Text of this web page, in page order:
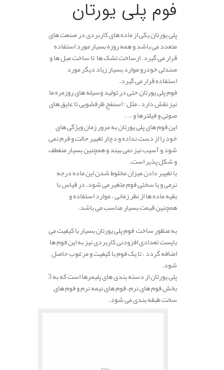
فوم پلی یورتان
پلی یورتان یکی از ماده های کاربردی در صنعت های
متعدد می باشد و همه روزه بسیار مورد استفاده
قرار می گیرد. ازساخت تشک ها تا ساخت مبل ها و
صندلی خودرو موارد بسیار زیاد دیگر مورد
استفاده قرار می گیرد.
فوم پلی یورتان حتی در تولید وسیله های روزمره ما
نیز نقش دارد ، مثل : اسنفج ظرفشویی تا عایق های
صوتی و فیلترها و … .
این فوم های پلی یورتان به مرور زمان ویژگی های
خود را از دست نداده و دچار تغییر حالت و فرم نمی
شود و آسیب نیز نمی بیند و همچنین بسیار منعطف
و شکل پذیر است.
با تغییر دادن میزان مخلوط شدن این ماده درجه
نرمی و یا سختی فوم متغیر می شود. در قیاس با
بقیه ماده ها از نظر زمانی ، موارد استفاده و
همچنین قیمت بسیار مناسب می باشد.
به منظور ساخت فوم پلی یورتان بسیار با کیفیت می
بایست تعدادی افزودنی کاربردی نیز به این فوم ها
اضافه گردد ، تا یک فوم با کیفیت و مرغوب حاصل
شود.
پلی یورتان از دسته بندی های پلیمرها است که به 3
بخش فوم های نرم، فوم های نیمه نرم و فوم های
سخت طبقه بندی می شود.